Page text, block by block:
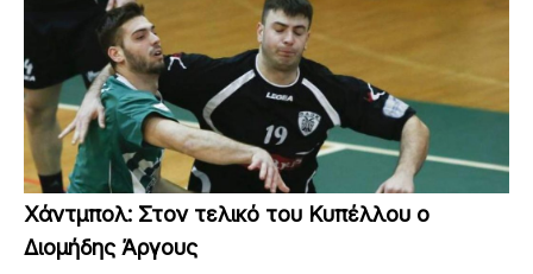
Χάντμπολ: Στον τελικό του Κυπέλλου ο
Διομήδης Άργους